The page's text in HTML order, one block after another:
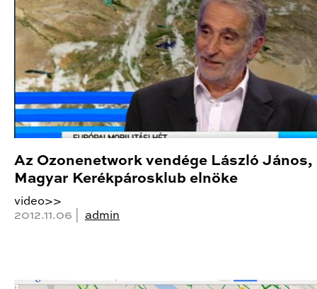
Az Ozonenetwork vendége László János,
Magyar Kerékpárosklub elnöke
video>>
2012.11.06 | admin